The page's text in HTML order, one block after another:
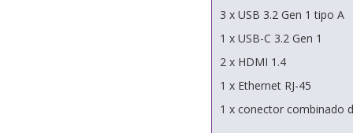
3 x USB 3.2 Gen 1 tipo A
1 x USB-C 3.2 Gen 1
2 x HDMI 1.4
1 x Ethernet RJ-45
1 x conector combinado